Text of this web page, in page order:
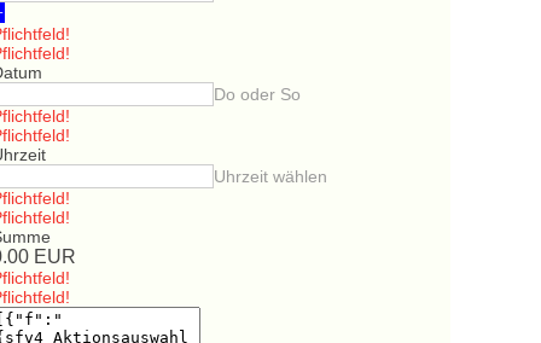
Do oder So
Uhrzeit wählen
EUR